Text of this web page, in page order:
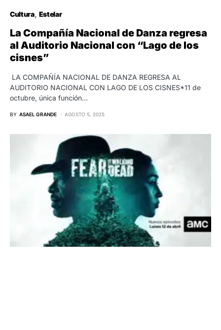
Cultura Estelar
La Compañía Nacional de Danza regresa
al Auditorio Nacional con “Lago de los
cisnes”
LA COMPAÑÍA NACIONAL DE DANZA REGRESA AL
AUDITORIO NACIONAL CON LAGO DE LOS CISNES*11 de
octubre, única función…
BY ASAEL GRANDE AGOSTO 5, 2025